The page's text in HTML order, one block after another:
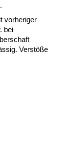
vorheriger
bei
Verstöße